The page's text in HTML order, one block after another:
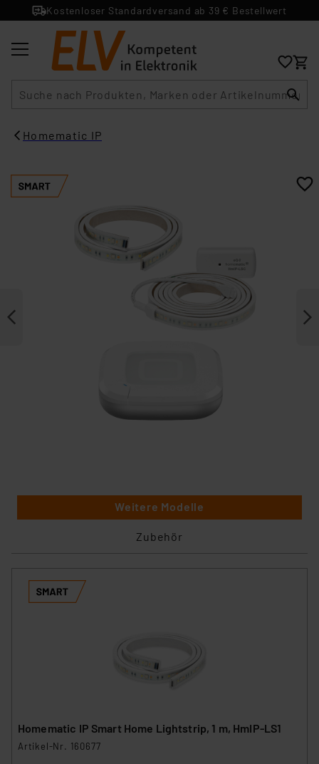
Kostenloser Standardversand ab 39 € Bestellwert
Homematic IP
Weitere Modelle
Zubehör
Homematic IP Smart Home Lightstrip, 1 m, HmIP-LS1
Artikel-Nr. 160677